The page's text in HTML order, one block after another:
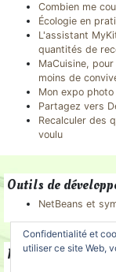
Combien me
Écologie en
L'assistant
quantités de
MaCuisine,
moins de
Mon expo photo
Partagez vers
Recalculer des
voulu
Outils de
NetBeans et
Partenaires
Confidentialité et
utiliser ce site Web,